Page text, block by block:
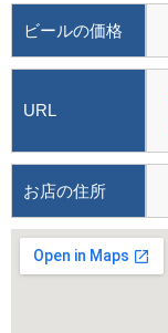
ビールの価格
URL
お店の住所